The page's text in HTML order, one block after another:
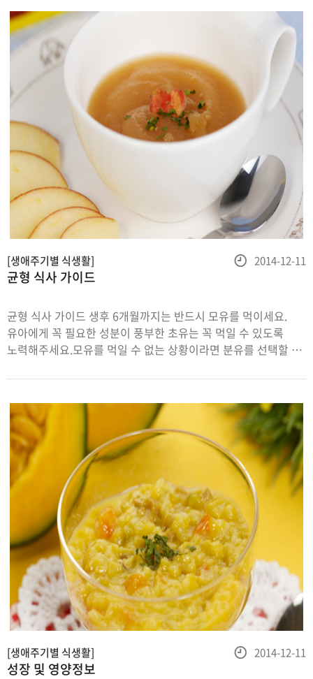
자체
균형 식사 가이드
균형 식사 가이드 생후 6개월까지는 반드시 모유를 먹이세요.
유아에게 꼭 필요한 성분이 풍부한 초유는 꼭 먹일 수 있도록
노력해주세요.모유를 먹일 수 없는 상황이라면 분유를 선택할 수
수유를 할 때 아
[생애주기별 식생활]
등
2014-12-11
성장 및 영양정보
[생애주기별 식생활]
등
2014-12-11